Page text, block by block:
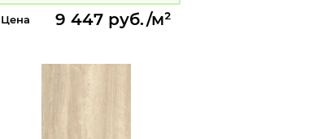
Цена 9 447 руб./м²